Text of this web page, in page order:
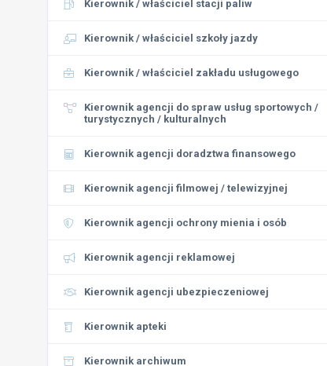
Kierownik / właściciel stacji paliw
Kierownik / właściciel szkoły jazdy
Kierownik / właściciel zakładu usługowego
Kierownik agencji do spraw usług sportowych /
turystycznych / kulturalnych
Kierownik agencji doradztwa finansowego
Kierownik agencji filmowej / telewizyjnej
Kierownik agencji ochrony mienia i osób
Kierownik agencji reklamowej
Kierownik agencji ubezpieczeniowej
Kierownik apteki
Kierownik archiwum